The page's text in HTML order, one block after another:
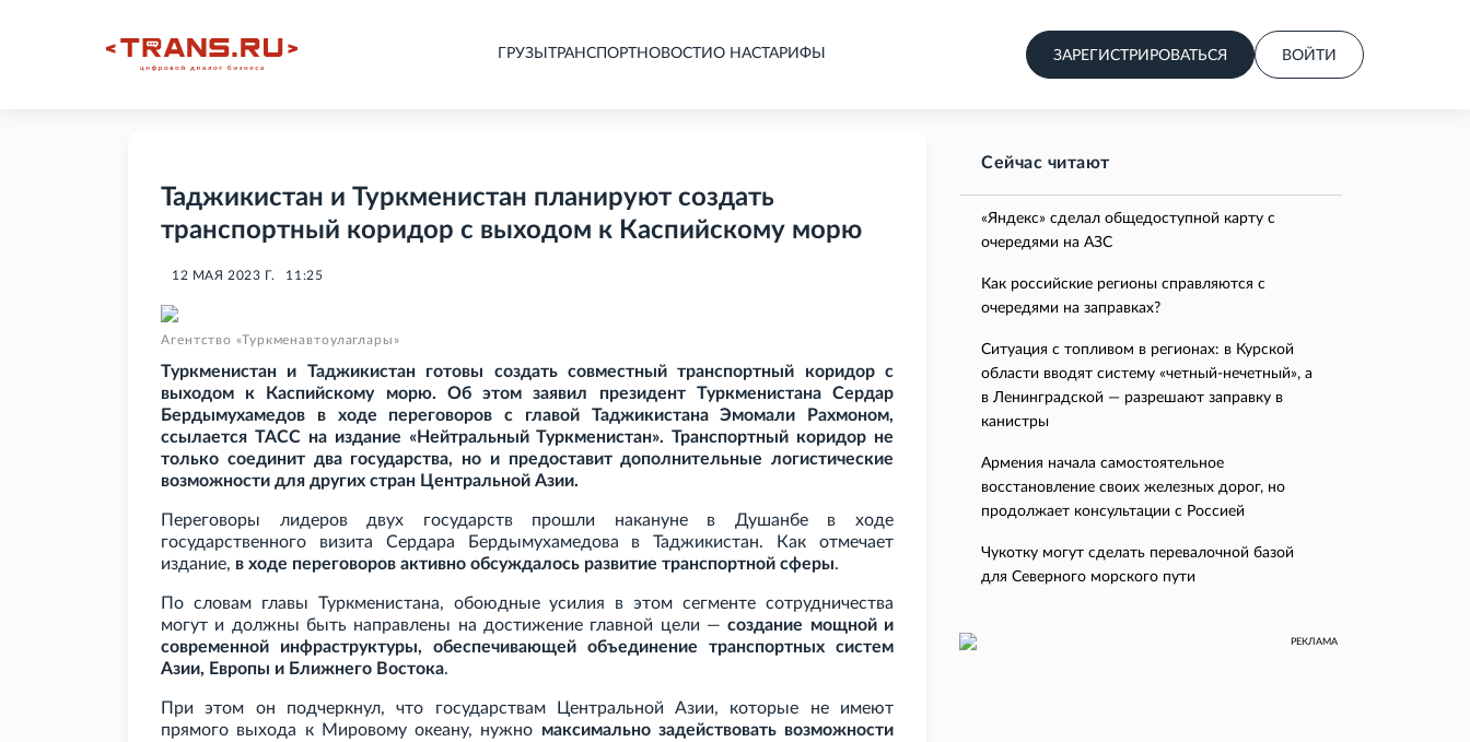
ГРУЗЫ ТРАНСПОРТНОВОСТИ О НАСТАРИФЫ ЗАРЕГИСТРИРОВАТЬСЯ ВОЙТИ
Таджикистан и Туркменистан планируют создать
транспортный коридор с выходом к Каспийскому морю
12 МАЯ 2023 Г. 11:25
Агентство «Туркменавтоулаглары»
Туркменистан и Таджикистан готовы создать совместный транспортный коридор с
выходом к Каспийскому морю. Об этом заявил президент Туркменистана Сердар
Бердымухамедов в ходе переговоров с главой Таджикистана Эмомали Рахмоном,
ссылается ТАСС на издание «Нейтральный Туркменистан». Транспортный коридор не
только соединит два государства, но и предоставит дополнительные логистические
возможности для других стран Центральной Азии.
Переговоры лидеров двух государств прошли накануне в Душанбе в ходе
государственного визита Сердара Бердымухамедова в Таджикистан.
Как отмечает
издание, в ходе переговоров активно обсуждалось развитие транспортной сферы.
По словам главы Туркменистана, обоюдные усилия в этом сегменте сотрудничества
могут и должны быть направлены на достижение главной цели —создание мощной и
современной инфраструктуры, обеспечивающей объединение транспортных систем
Азии, Европы и Ближнего Востока.
При этом он подчеркнул, что государствам Центральной Азии, которые не имеют
прямого выхода к Мировому океану, нужно максимально задействовать возможности
Сейчас читают
«Яндекс» сделал общедоступной карту с
очередями на АЗС
Как российские регионы справляются с
очередями на заправках?
Ситуация с топливом в регионах: в Курской
области вводят систему «четный-нечетный», а
в Ленинградской — разрешают заправку в
канистры
Армения начала самостоятельное
восстановление своих железных дорог, но
продолжает консультации с Россией
Чукотку могут сделать перевалочной базой
для Северного морского пути
РЕКЛАМА